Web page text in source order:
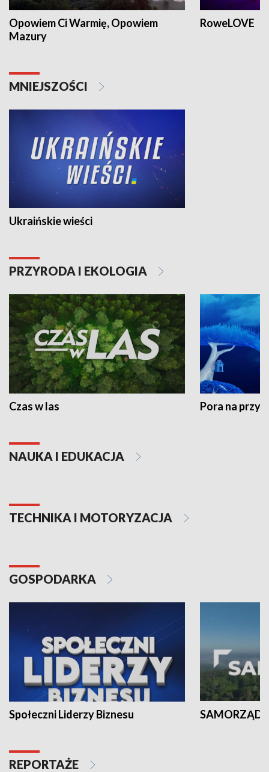
Opowiem Ci Warmię, Opowiem
Mazury
RoweLOVE
MNIEJSZOŚCI
Ukraińskie wieści
PRZYRODA I EKOLOGIA
Czas w las Pora na
NAUKA I EDUKACJA
TECHNIKA I MOTORYZACJA
GOSPODARKA
Społeczni Liderzy Biznesu SAMORZĄD
REPORTAŻE